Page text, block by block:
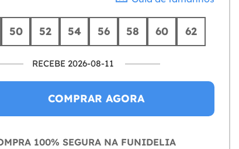
50 52 54 56 58 60 62
RECEBE 2026-08-11
COMPRAR AGORA
100% SEGURA NA FUNIDELIA